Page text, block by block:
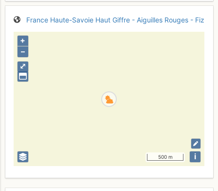
France Haute-Savoie Haut Giffre - Aiguilles Rouges - Fiz
⤢
+
–
500 m i